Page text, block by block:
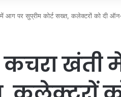
आग पर सुप्रीम कोर्ट सख्त, कलेक्टरों को दी ऑन-
खंती